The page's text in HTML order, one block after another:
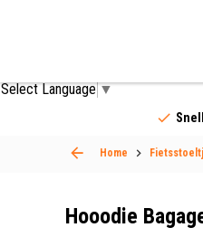
Select Language▼
Home
Hooodie